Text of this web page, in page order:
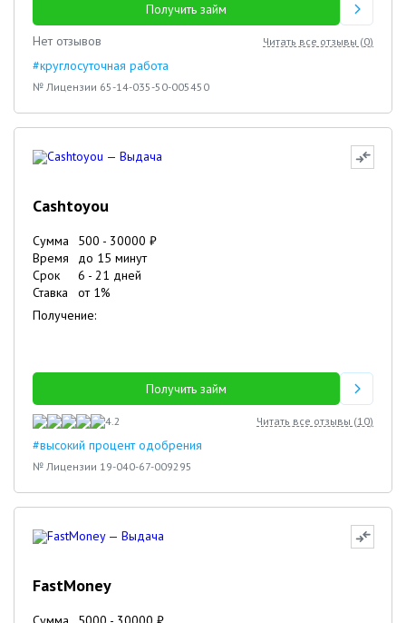
Получить займ
Нет отзывов
Читать все отзывы (0)
#круглосуточная работа
№ Лицензии 65-14-035-50-005450
Cashtoyou
Сумма 500 - 30000 ₽
Время
до 15 минут
Срок
6 - 21 дней
Ставка
от 1%
Получение:
Получить займ
4.2 Читать все отзывы (10)
#высокий процент одобрения
№ Лицензии 19-040-67-009295
FastMoney